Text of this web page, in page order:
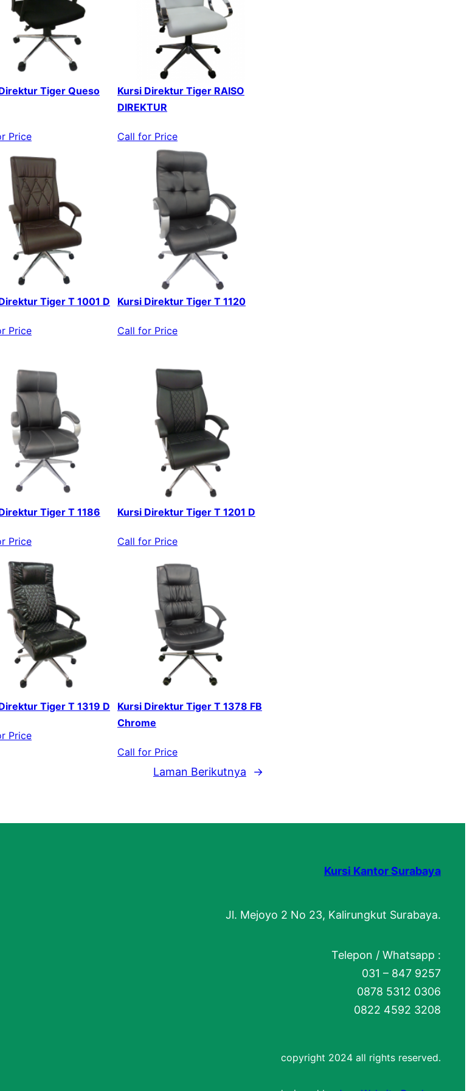
Tiger Queso
Price
Kursi Direktur Tiger RAISO
DIREKTUR
Call for Price
Tiger T 1001 D
Price
Kursi Direktur Tiger T 1120
Call for Price
Tiger T 1186
Price
Kursi Direktur Tiger T 1201 D
Call for Price
Tiger T 1319 D
Price
Kursi Direktur Tiger T 1378 FB
Chrome
Call for Price
Laman Berikutnya →
Kursi Kantor Surabaya
Jl. Mejoyo 2 No 23, Kalirungkut Surabaya.
Telepon / Whatsapp :
031 – 847 9257
0878 5312 0306
0822 4592 3208
copyright 2024 all rights reserved.